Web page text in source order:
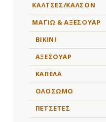
ΚΑΛΤΣΕΣ/ΚΑΛΣΟΝ
ΜΑΓΙΩ & ΑΞΕΣΟΥΑΡ
BIKINI
ΑΞΕΣΟΥΑΡ
ΚΑΠΕΛΑ
ΟΛΟΣΩΜΟ
ΠΕΤΣΕΤΕΣ